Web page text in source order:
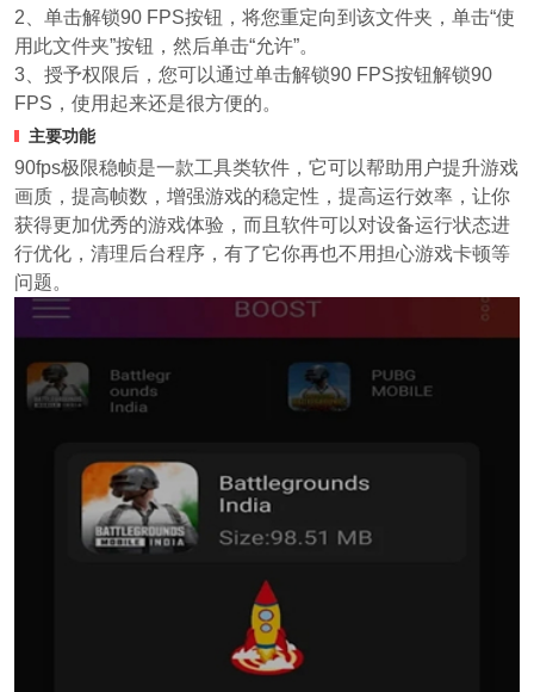
2、单击解锁90 FPS按钮，将您重定向到该文件夹，单击“使
用此文件夹”按钮，然后单击“允许”。
3、授予权限后，您可以通过单击解锁90 FPS按钮解锁90
FPS，使用起来还是很方便的。
主要功能
90fps极限稳帧是一款工具类软件，它可以帮助用户提升游戏
画质，提高帧数，增强游戏的稳定性，提高运行效率，让你
获得更加优秀的游戏体验，而且软件可以对设备运行状态进
行优化，清理后台程序，有了它你再也不用担心游戏卡顿等
问题。